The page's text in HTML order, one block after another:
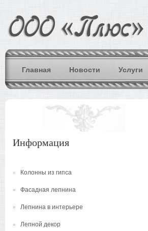
Главная Новости Услуги
Информация
Колонны из гипса
Фасадная лепнина
Лепнина в интерьере
Лепной декор